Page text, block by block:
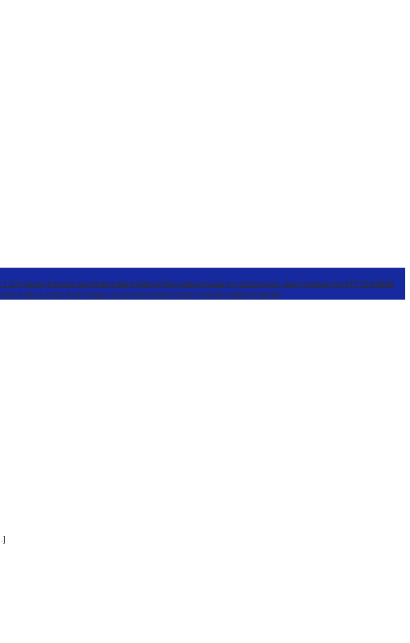
5,01 Persen Perwira dan Bintara Baru Terima Pengarahan Kasbrigif 21/Komodo, Siap Perkuat Yonif TP 939/MMM
8 Tahun 2026, Atur Pelaporan dan Permintaan Data Transaksi Industri Pindar